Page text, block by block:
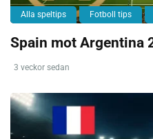
Alla speltips Fotboll tips
Spain mot Argentina
3 veckor sedan